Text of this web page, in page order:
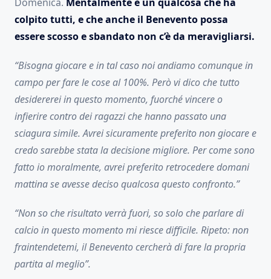
colpito tutti, e che anche il Benevento possa
essere scosso e sbandato non c’è da meravigliarsi.
“Bisogna giocare e in tal caso noi andiamo comunque in
campo per fare le cose al 100%. Però vi dico che tutto
desidererei in questo momento, fuorché vincere o
infierire contro dei ragazzi che hanno passato una
sciagura simile. Avrei sicuramente preferito non giocare e
credo sarebbe stata la decisione migliore. Per come sono
fatto io moralmente, avrei preferito retrocedere domani
mattina se avesse deciso qualcosa questo confronto.”
“Non so che risultato verrà fuori, so solo che parlare di
calcio in questo momento mi riesce difficile. Ripeto: non
fraintendetemi, il Benevento cercherà di fare la propria
partita al meglio”.